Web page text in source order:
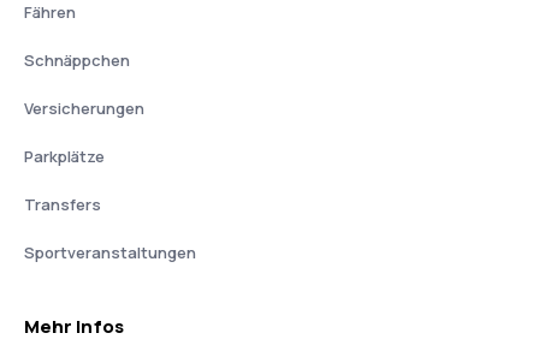
Fähren
Schnäppchen
Versicherungen
Parkplätze
Transfers
Sportveranstaltungen
Mehr Infos